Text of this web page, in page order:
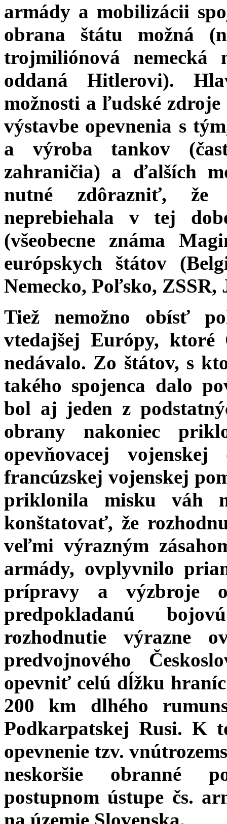
armády a mobilizácii
obrana štátu možná
trojmiliónová nemecká
oddaná Hitlerovi).
možnosti a ľudské
výstavbe opevnenia s
a výroba tankov
zahraničia) a ďalších
nutné zdôrazniť, že
neprebiehala v tej
(všeobecne známa
európskych štátov
Nemecko, Poľsko,
Tiež nemožno obísť
vtedajšej Európy, ktoré
nedávalo. Zo štátov, s
takého spojenca dalo
bol aj jeden z
obrany nakoniec
opevňovacej
francúzskej vojenskej
priklonila misku váh
konštatovať, že
veľmi výrazným
armády, ovplyvnilo
prípravy a výzbroje
predpokladanú
rozhodnutie výrazne
predvojnového
opevniť celú dĺžku
200 km dlhého
Podkarpatskej Rusi. K
opevnenie tzv.
neskoršie obranné
postupnom ústupe čs.